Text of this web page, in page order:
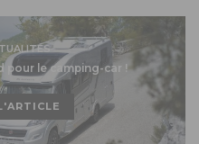
pour le camping-car !